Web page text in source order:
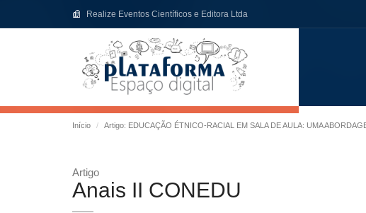
Realize Eventos Científicos e Editora Ltda
Início Artigo: EDUCAÇÃO ÉTNICO-RACIAL EM SALA DE AULA: UMA
Artigo
Anais II CONEDU